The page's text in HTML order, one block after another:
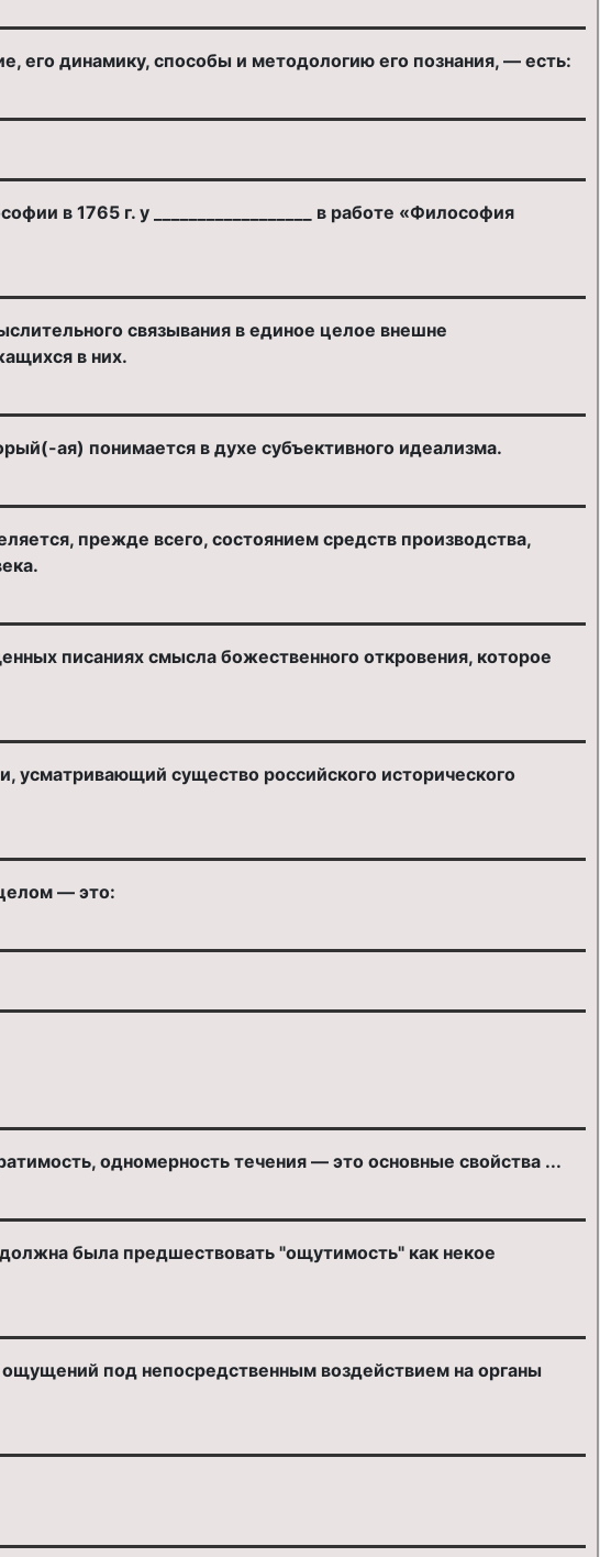
его динамику, способы и методологию его познания, — есть:
в 1765 г. у __________________ в работе «Философия
связывания в единое целое внешне
в них.
ая) понимается в духе субъективного идеализма.
прежде всего, состоянием средств производства,
писаниях смысла божественного откровения, которое
усматривающий существо российского исторического
— это:
одномерность течения — это основные свойства ...
должна была предшествовать "ощутимость" как некое
под непосредственным воздействием на органы